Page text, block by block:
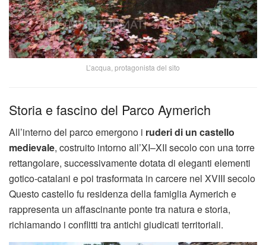
L’acqua, protagonista del sito
Storia e fascino del Parco Aymerich
All’interno del parco emergono i ruderi di un castello
medievale, costruito intorno all’XI–XII secolo con una torre
rettangolare, successivamente dotata di eleganti elementi
gotico‑catalani e poi trasformata in carcere nel XVIII secolo
Questo castello fu residenza della famiglia Aymerich e
rappresenta un affascinante ponte tra natura e storia,
richiamando i conflitti tra antichi giudicati territoriali.